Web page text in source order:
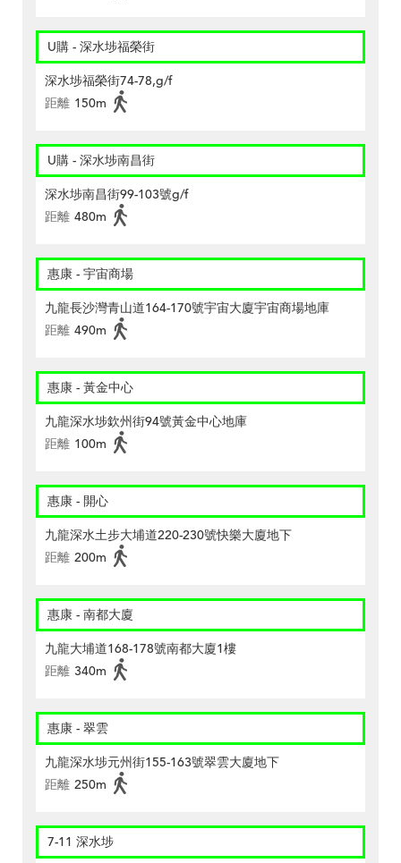
U購 - 深水埗福榮街
深水埗福榮街74-78,g/f
距離 150m
U購 - 深水埗南昌街
深水埗南昌街99-103號g/f
距離 480m
惠康 - 宇宙商場
九龍長沙灣青山道164-170號宇宙大廈宇宙商場地庫
距離 490m
惠康 - 黃金中心
九龍深水埗欽州街94號黃金中心地庫
距離 100m
惠康 - 開心
九龍深水土步大埔道220-230號快樂大廈地下
距離 200m
惠康 - 南都大廈
九龍大埔道168-178號南都大廈1樓
距離 340m
惠康 - 翠雲
九龍深水埗元州街155-163號翠雲大廈地下
距離 250m
7-11 深水埗